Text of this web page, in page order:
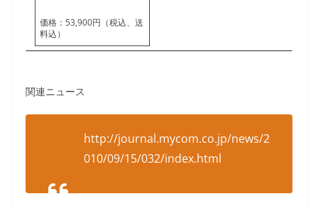
価格：53,900円（税込、送
料込）
関連ニュース
http://journal.mycom.co.jp/news/2
010/09/15/032/index.html